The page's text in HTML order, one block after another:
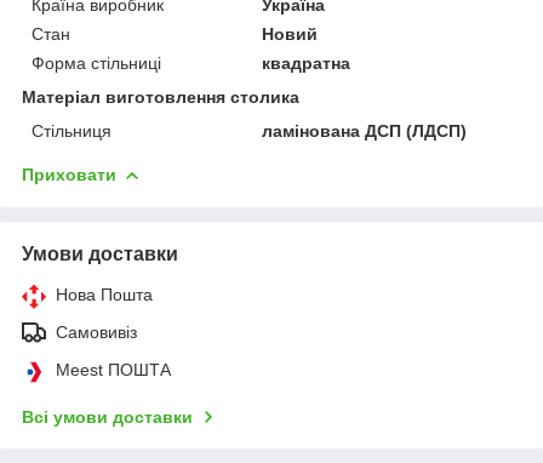
Країна виробник
Україна
Стан
Новий
Форма стільниці
квадратна
Матеріал виготовлення столика
Стільниця
ламінована ДСП (ЛДСП)
Приховати
Умови доставки
Нова Пошта
Самовивіз
Meest ПОШТА
Всі умови доставки